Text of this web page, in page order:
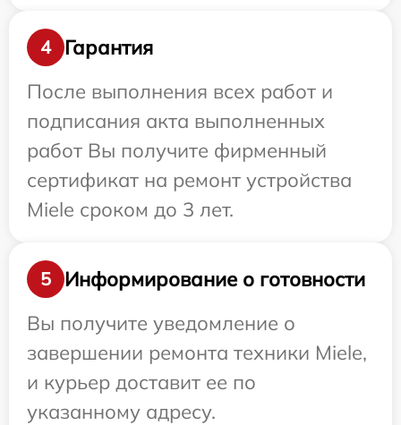
4
Гарантия
После выполнения всех работ и
подписания акта выполненных
работ Вы получите фирменный
сертификат на ремонт устройства
Miele сроком до 3 лет.
5
Информирование о готовности
Вы получите уведомление о
завершении ремонта техники Miele,
и курьер доставит ее по
указанному адресу.